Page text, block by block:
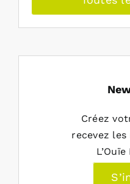
Créez
recevez